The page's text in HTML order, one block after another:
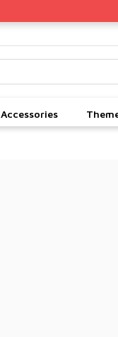
Accessories